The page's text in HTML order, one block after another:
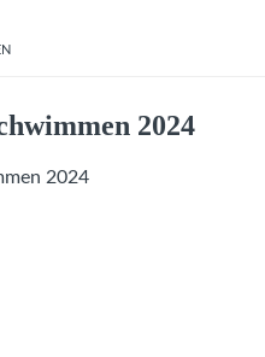
2024
2024